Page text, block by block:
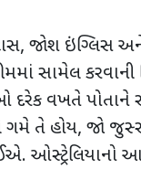
, જોશ ઇંગ્લિસ
સામેલ કરવાની
વખતે પોતાને
તે હોય, જો
ઓસ્ટ્રેલિયાનો